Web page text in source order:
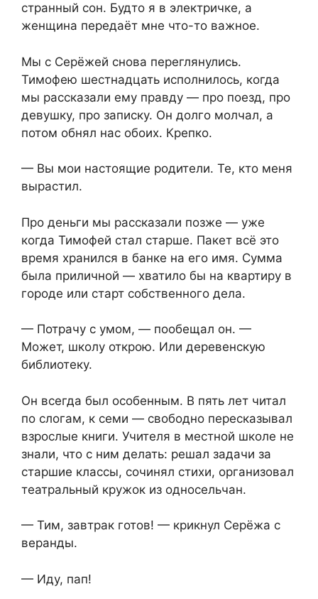
странный сон. Будто я в электричке, а
женщина передаёт мне что-то важное.
Мы с Серёжей снова переглянулись.
Тимофею шестнадцать исполнилось, когда
мы рассказали ему правду — про поезд, про
девушку, про записку. Он долго молчал, а
потом обнял нас обоих. Крепко.
— Вы мои настоящие родители. Те, кто меня
вырастил.
Про деньги мы рассказали позже — уже
когда Тимофей стал старше. Пакет всё это
время хранился в банке на его имя. Сумма
была приличной — хватило бы на квартиру в
городе или старт собственного дела.
— Потрачу с умом, — пообещал он. —
Может, школу открою. Или деревенскую
библиотеку.
Он всегда был особенным. В пять лет читал
по слогам, к семи — свободно пересказывал
взрослые книги. Учителя в местной школе не
знали, что с ним делать: решал задачи за
старшие классы, сочинял стихи, организовал
театральный кружок из односельчан.
— Тим, завтрак готов! — крикнул Серёжа с
веранды.
— Иду, пап!